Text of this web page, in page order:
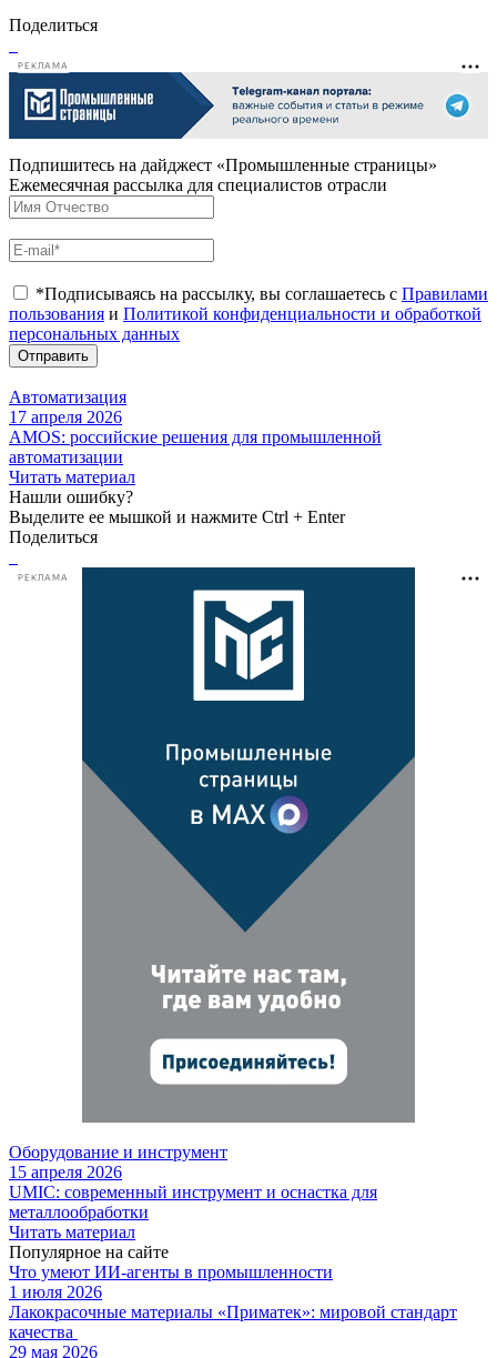
Поделиться
РЕКЛАМА
Подпишитесь на дайджест «Промышленные страницы»
Ежемесячная рассылка для специалистов отрасли
*Подписываясь на рассылку, вы соглашаетесь с Правилами
пользования и Политикой конфиденциальности и обработкой
персональных данных
Отправить
Автоматизация
17 апреля 2026
AMOS: российские решения для промышленной
автоматизации
Читать материал
Нашли ошибку?
Выделите ее мышкой и нажмите Ctrl + Enter
Поделиться
РЕКЛАМА
Оборудование и инструмент
15 апреля 2026
UMIC: современный инструмент и оснастка для
металлообработки
Читать материал
Популярное на сайте
Что умеют ИИ-агенты в промышленности
1 июля 2026
Лакокрасочные материалы «Приматек»: мировой стандарт
качества
29 мая 2026